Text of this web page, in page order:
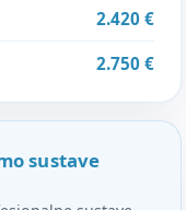
2.420 €
2.750 €
sustave